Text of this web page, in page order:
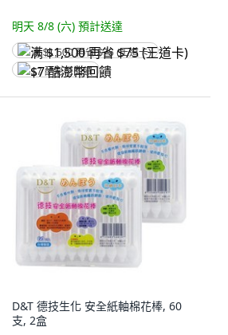
明天 8/8 (六) 預計送達
满 $1,500 再省 $75 (王道卡)
$7 酷澎幣回饋
D&T 德技生化 安全紙軸棉花棒, 60
支, 2盒